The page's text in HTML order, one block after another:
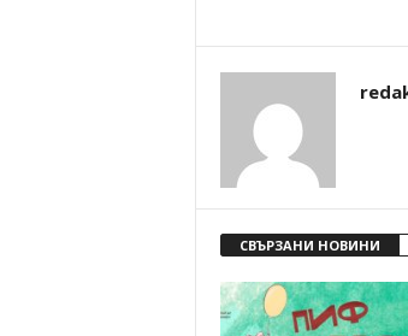
СВЪРЗАНИ НОВИНИ